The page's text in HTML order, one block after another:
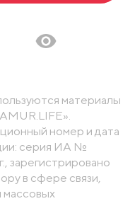
материалы
номер и дата
серия ИА №
зарегистрировано
в сфере связи,